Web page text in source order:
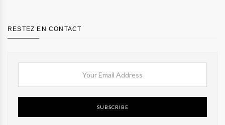
RESTEZ EN CONTACT
SUBSCRIBE